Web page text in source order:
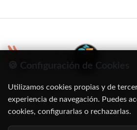
C/ Oruro, 11. 28016 Madrid
91 345 06 26
🍪 Configuración de Cookies
Utilizamos cookies propias y de
experiencia de navegación. Puedes
cookies, configurarlas o rechazarlas.